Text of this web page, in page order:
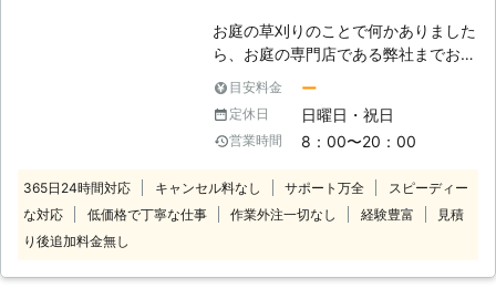
いになったお庭をできる限り早くご提
供できるようにいたします。「お客様
を笑顔に」という願いをもとに、お客
様がおっくうな雑草処理から解放され
笑顔になれるお力添えをさせてくださ
い。
ね。そのためなかなかお庭の雑草処理
に対応できないという方もいるでしょ
う。 そのようなときは、当店に草刈
り代行をご依頼ください。 低価格・
丁寧な対応でお客様にサービスを提供
しています。 ●一般住宅以外にも学
校や公園の草刈り経験もあります！
私たち株式会社トキ興業は、一般住宅
での草刈り作業だけでなく、学校や公
お庭の草刈りのことで何かありました
ら、お庭の専門店である弊社までお問
い合わせください。 弊社では、経験
豊富で実績豊富な熟練のプロがお客様
のもとまでお伺いいたします。お客様
のご要望に沿った形で施工し、満足の
てお任せください。 私たちはお客様
の「困った」を解決し、過ごしやすい
目安料金 ー
定休日 日曜日・祝日
営業時間 8：00〜20：00
365日24時間対応 キャンセル料なし サポート万全
スピーディー
な対応
低価格で丁寧な仕事 作業外注一切なし 経験豊富
見積
り後追加料金無し